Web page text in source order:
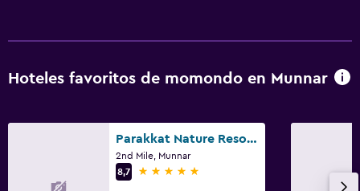
Hoteles favoritos de momondo en Munnar
Parakkat Nature Resorts
2nd Mile, Munnar
8,7
5 estrellas